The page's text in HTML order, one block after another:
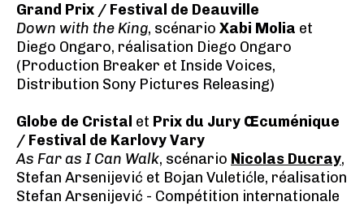
Grand Prix / Festival de Deauville
Down with the King, scénario Xabi Molia et
Diego Ongaro, réalisation Diego Ongaro
(Production Breaker et Inside Voices,
Distribution Sony Pictures Releasing)
Globe de Cristal et Prix du Jury Œcuménique
/ Festival de Karlovy Vary
As Far as I Can Walk, scénario Nicolas Ducray,
Stefan Arsenijević et Bojan Vuletićle, réalisation
Stefan Arsenijević - Compétition internationale